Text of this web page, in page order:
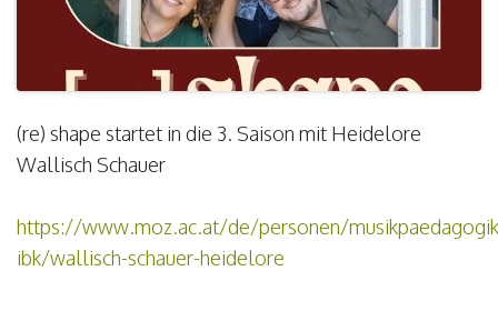
(re) shape startet in die 3. Saison mit Heidelore
Wallisch Schauer
https://www.moz.ac.at/de/personen/
ibk/wallisch-schauer-heidelore